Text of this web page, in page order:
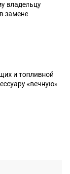
владельцу
замене
и топливной
«вечную»